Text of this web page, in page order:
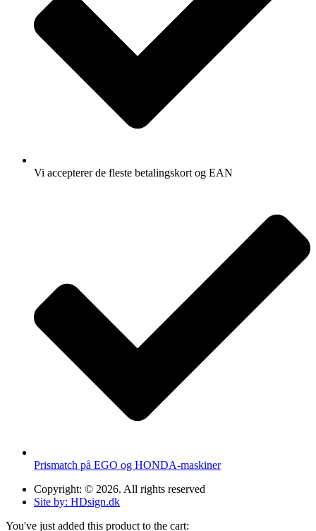
Vi accepterer de fleste betalingskort og EAN
Prismatch på EGO og HONDA-maskiner
Copyright: © 2026. All rights reserved
Site by: HDsign.dk
You've just added this product to the cart: